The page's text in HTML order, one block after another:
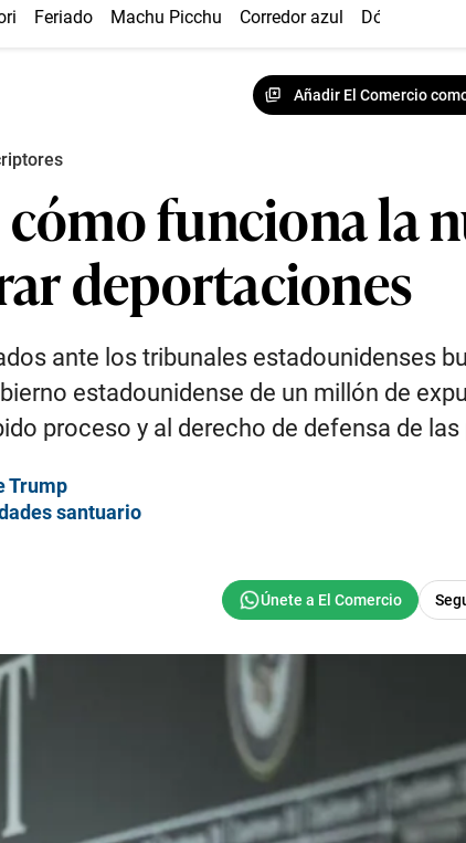
Feriado Machu Picchu Corredor azul Dólar
Añadir El Comercio
funciona la
deportaciones
ante los tribunales estadounidenses
estadounidense de un millón de
proceso y al derecho de defensa de las
Trump
santuario